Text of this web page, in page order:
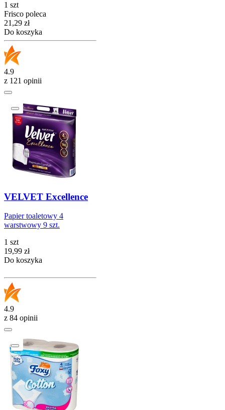
1 szt
Frisco poleca
Cena
21,29 zł
Do koszyka
4.9
z 121 opinii
VELVET Excellence
Papier toaletowy 4
warstwowy 9 szt.
1 szt
Cena
19,99 zł
Do koszyka
4.9
z 84 opinii